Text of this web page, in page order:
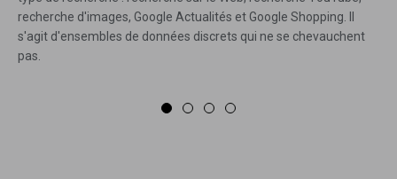
recherche d'images, Google Actualités et Google Shopping. Il
s'agit d'ensembles de données discrets qui ne se chevauchent
pas.